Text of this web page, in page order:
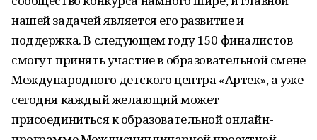
нашей задачей является его развитие и
поддержка. В следующем году 150 финалистов
смогут принять участие в образовательной смене
Международного детского центра «Артек», а уже
сегодня каждый желающий может
присоединиться к образовательной онлайн-